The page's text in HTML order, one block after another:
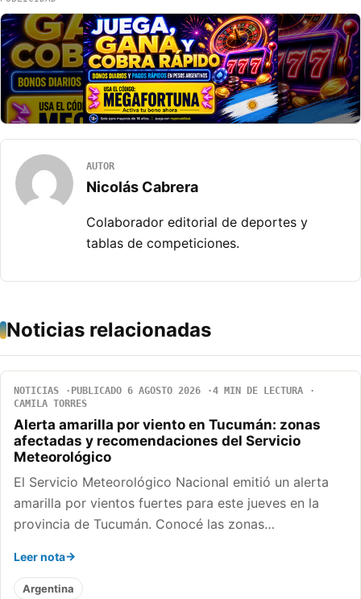
AUTOR
Nicolás Cabrera
Colaborador editorial de deportes y
tablas de competiciones.
Noticias relacionadas
NOTICIAS PUBLICADO 6 AGOSTO 2026
4 MIN DE LECTURA
CAMILA TORRES
Alerta amarilla por viento en Tucumán: zonas
afectadas y recomendaciones del Servicio
Meteorológico
El Servicio Meteorológico Nacional emitió un alerta
amarilla por vientos fuertes para este jueves en la
provincia de Tucumán. Conocé las zonas…
Leer nota
Argentina